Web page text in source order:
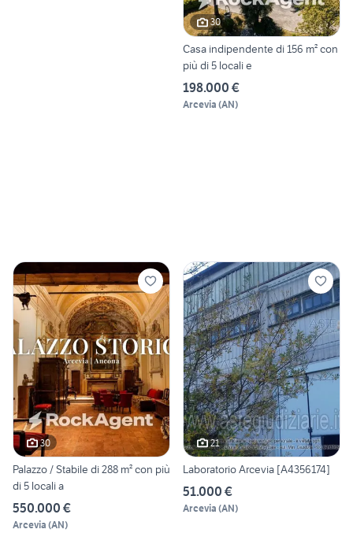
30
Casa indipendente di 156 m² con
più di 5 locali e
198.000 €
Arcevia (AN)
30
Palazzo / Stabile di 288 m² con più
di 5 locali a
550.000 €
Arcevia (AN)
21
Laboratorio Arcevia [A4356174]
51.000 €
Arcevia (AN)